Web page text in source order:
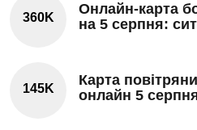
360K
Онлайн-карта
на 5 серпня:
145K
Карта
онлайн 5